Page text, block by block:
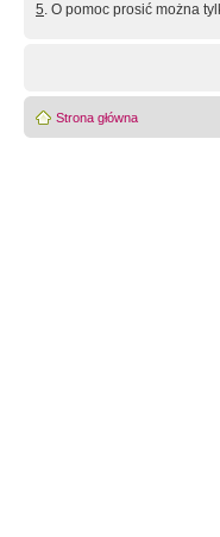
5. O pomoc prosić można
Strona główna